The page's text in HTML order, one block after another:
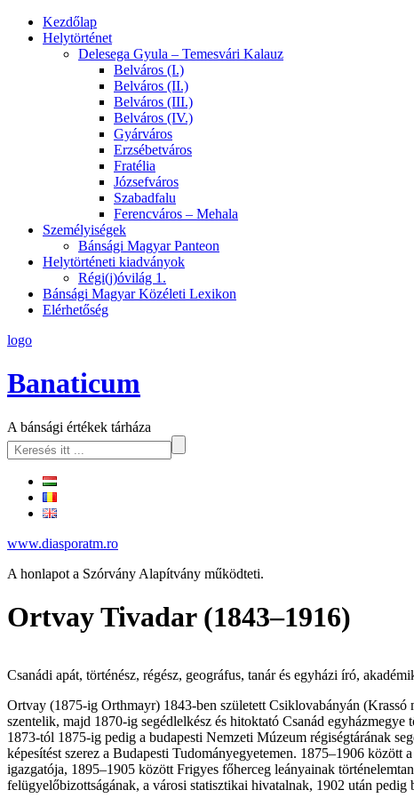
Kezdőlap
Helytörténet
Delesega Gyula – Temesvári Kalauz
Belváros (I.)
Belváros (II.)
Belváros (III.)
Belváros (IV.)
Gyárváros
Erzsébetváros
Fratélia
Józsefváros
Szabadfalu
Ferencváros – Mehala
Személyiségek
Bánsági Magyar Panteon
Helytörténeti kiadványok
Régi(j)óvilág 1.
Bánsági Magyar Közéleti Lexikon
Elérhetőség
logo
Banaticum
A bánsági értékek tárháza
www.diasporatm.ro
A honlapot a Szórvány Alapítvány működteti.
Ortvay Tivadar (1843–1916)
Csanádi apát, történész, régész, geográfus, tanár és egyházi író,
Ortvay (1875-ig Orthmayr) 1843-ben született Csiklovabányán (Krassó
szentelik, majd 1870-ig segédlelkész és hitoktató Csanád
1873-tól 1875-ig pedig a budapesti Nemzeti Múzeum régiségtárának
képesítést szerez a Budapesti Tudományegyetemen. 1875–1906
igazgatója, 1895–1905 között Frigyes főherceg leányainak
felügyelőbizottságának, a városi statisztikai hivatalnak, 1902 után